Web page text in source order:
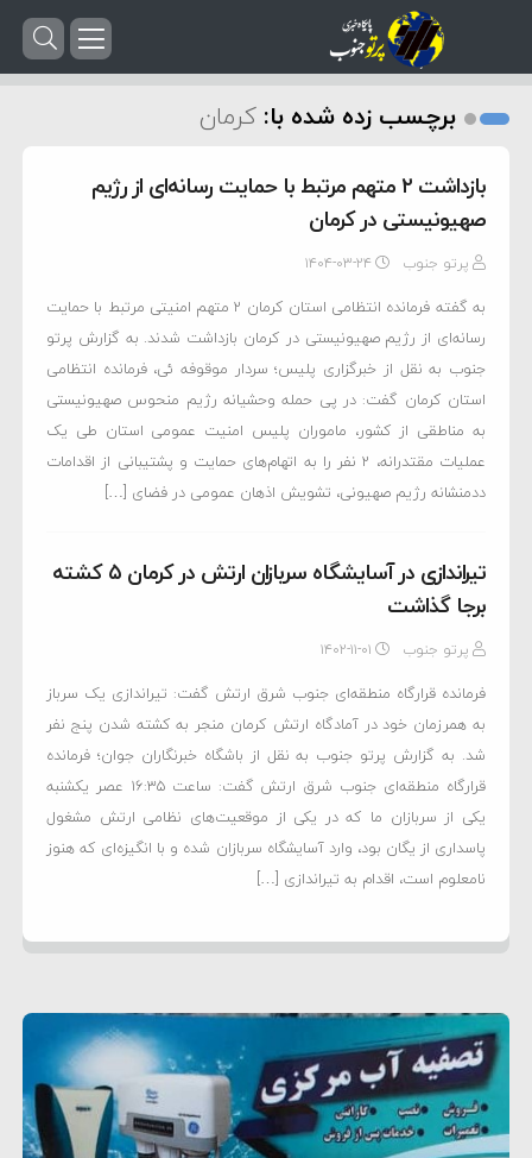
برچسب زده شده با: کرمان
بازداشت ۲ متهم مرتبط با حمایت رسانه‌ای از رژیم
صهیونیستی در کرمان
پرتو جنوب ۱۴۰۴-۰۳-۲۴
به گفته فرمانده انتظامی استان کرمان ۲ متهم امنیتی مرتبط با حمایت
رسانه‌ای از رژیم صهیونیستی در کرمان بازداشت شدند. به گزارش پرتو
جنوب به نقل از خبرگزاری پلیس؛ سردار موقوفه ئی، فرمانده انتظامی
استان کرمان گفت: در پی حمله وحشیانه رژیم منحوس صهیونیستی
به مناطقی از کشور، ماموران پلیس امنیت عمومی استان طی یک
عملیات مقتدرانه، ۲ نفر را به اتهام‌های حمایت و پشتیبانی از اقدامات
ددمنشانه رژیم صهیونی، تشویش اذهان عمومی در فضای […]
تیراندازی در آسایشگاه سربازان ارتش در کرمان ۵ کشته
برجا گذاشت
پرتو جنوب ۱۴۰۲-۱۱-۰۱
فرمانده قرارگاه منطقه‌ای جنوب شرق ارتش گفت: تیراندازی یک سرباز
به همرزمان خود در آمادگاه ارتش کرمان منجر به کشته شدن پنج نفر
شد. به گزارش پرتو جنوب به نقل از باشگاه خبرنگاران جوان؛ فرمانده
قرارگاه منطقه‌ای جنوب شرق ارتش گفت: ساعت ۱۶:۳۵ عصر یکشنبه
یکی از سربازان ما که در یکی از موقعیت‌های نظامی ارتش مشغول
پاسداری از یگان بود، وارد آسایشگاه سربازان شده و با انگیزه‌ای که هنوز
نامعلوم است، اقدام به تیراندازی […]